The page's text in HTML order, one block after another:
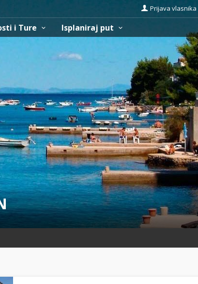
Prijava vlasnika
i Ture Isplaniraj put